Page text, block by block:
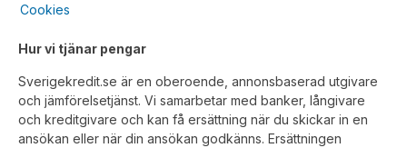
Cookies
Hur vi tjänar pengar
Sverigekredit.se är en oberoende, annonsbaserad utgivare
och jämförelsetjänst. Vi samarbetar med banker, långivare
och kreditgivare och kan få ersättning när du skickar in en
ansökan eller när din ansökan godkänns. Ersättningen